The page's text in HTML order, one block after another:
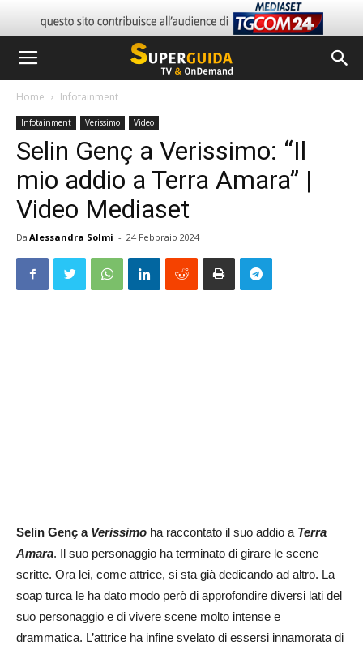
Home Infotainment
Infotainment Verissimo Video
Selin Genç a Verissimo: “Il
mio addio a Terra Amara” |
Video Mediaset
Da Alessandra Solmi - 24 Febbraio 2024
Selin Genç a Verissimo ha raccontato il suo addio a Terra
Amara. Il suo personaggio ha terminato di girare le scene
scritte. Ora lei, come attrice, si sta già dedicando ad altro. La
soap turca le ha dato modo però di approfondire diversi lati del
suo personaggio e di vivere scene molto intense e
drammatica. L’attrice ha infine svelato di essersi innamorata di